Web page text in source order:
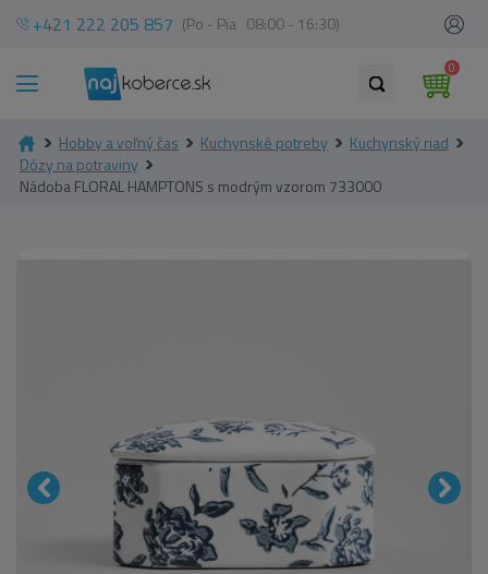
+421 222 205 857 (Po - Pia 08:00 - 16:30)
0
Hobby a voľný čas Kuchynské potreby
Kuchynský riad
Dózy na potraviny
Nádoba FLORAL HAMPTONS s modrým vzorom 733000